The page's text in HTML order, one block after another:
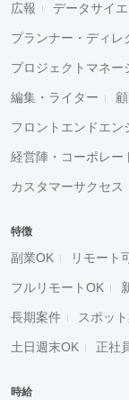
広報 データサイ
プランナー・ディレ
プロジェクトマネー
編集・ライター
フロントエンドエン
経営陣・コーポレー
カスタマーサクセス
特徴
副業OK リモート
フルリモートOK
長期案件 スポッ
土日週末OK 正社
時給